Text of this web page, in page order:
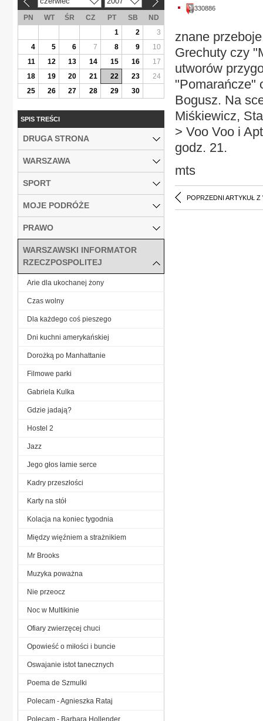
330886
znane
Grechuty czy
utworów
"Pomarańcze"
Bogusz. Na
Miśkiewicz,
> Voo Voo i
godz. 21.
mts
POPRZEDNI ARTYKUŁ Z
PN WT ŚR CZ PT SB
ND
1
2
3
4
5 6 7 8 9
10
11
12 13 14 15 16
17
18
19 20 21 22 23
24
25
26 27 28 29 30
SPIS TREŚCI
DRUGA STRONA
WARSZAWA
SPORT
MOJE PODRÓŻE
PRAWO
WARSZAWSKI INFORMATOR
RZECZPOSPOLITEJ
Arie dla ukochanej żony
Czas wolny
Dla każdego coś pieszego
Dni kuchni amerykańskiej
Dorożką po Manhattanie
Filmowe parki
Gabriela Kulka
Gdzie jadają?
Hostel 2
Jazz
Jego głos łamie serce
Kadry przeszłości
Karty na stół
Kolacja na koniec tygodnia
Między więźniem a strażnikiem
Mr Brooks
Muzyka poważna
Nie przeocz
Noc w Multikinie
Ofiary zwierzęcej chuci
Opowieść o miłości i buncie
Oswajanie istot tanecznych
Poema de Szmulki
Polecam - Agnieszka Rataj
Polecam - Barbara Hollender